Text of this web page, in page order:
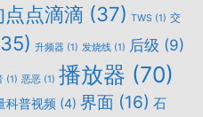
点滴滴 (37) TWS (1) 交
升频器 (1) 发烧线 (1) 后级 (9)
(1) 恶恶 (1) 播放器 (70)
科普视频 (4) 界面 (16) 石